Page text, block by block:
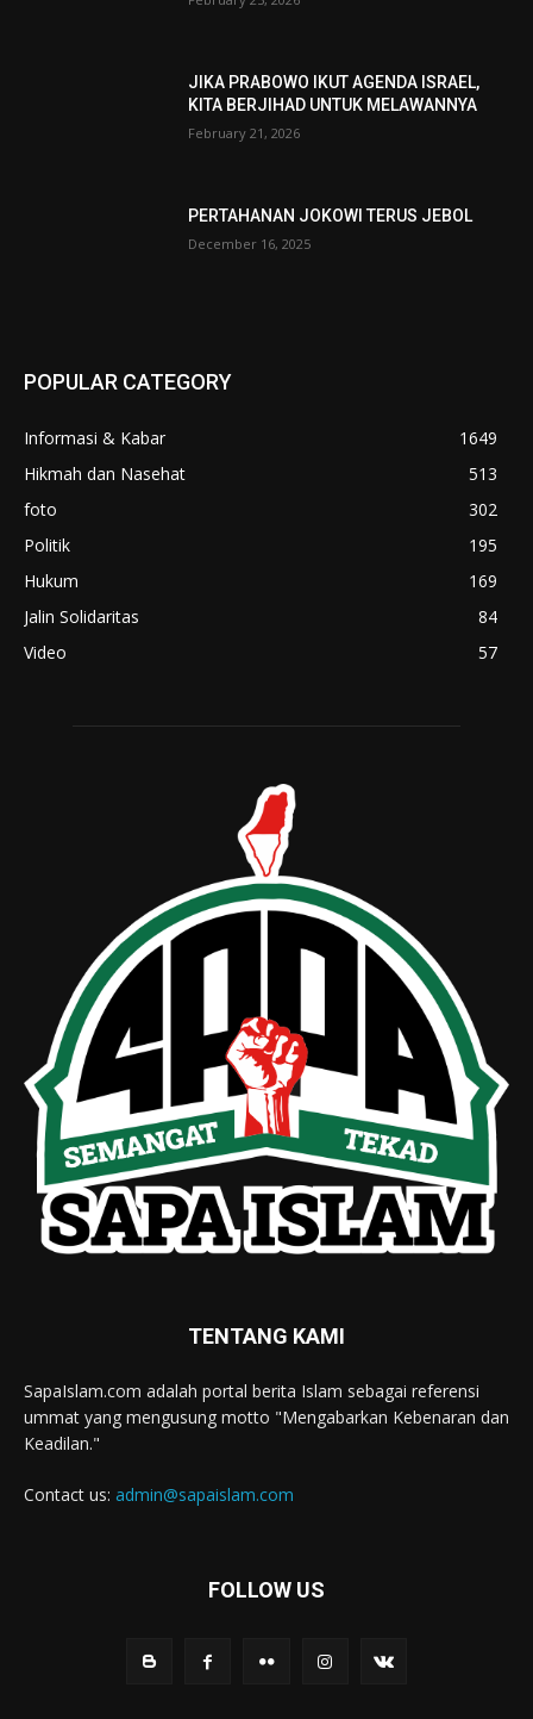
JIKA PRABOWO IKUT AGENDA ISRAEL,
KITA BERJIHAD UNTUK MELAWANNYA
February 21, 2026
PERTAHANAN JOKOWI TERUS JEBOL
December 16, 2025
POPULAR CATEGORY
Informasi & Kabar
1649
Hikmah dan Nasehat
513
foto
302
Politik
195
Hukum
169
Jalin Solidaritas
84
Video
57
TENTANG KAMI
SapaIslam.com adalah portal berita Islam sebagai referensi
ummat yang mengusung motto "Mengabarkan Kebenaran dan
Keadilan."
Contact us: admin@sapaislam.com
FOLLOW US